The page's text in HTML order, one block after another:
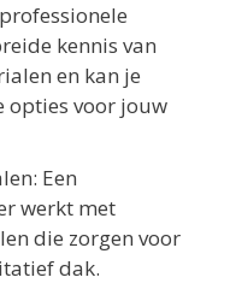
kennis van
en kan je
opties voor jouw
Een
werkt met
die zorgen voor
dak.